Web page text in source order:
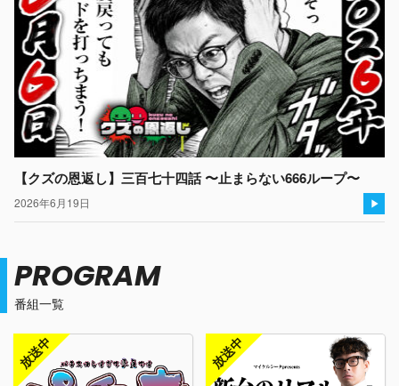
【クズの恩返し】三百七十四話 〜止まらない666ループ〜
2026年6月19日
番組一覧
PROGRAM